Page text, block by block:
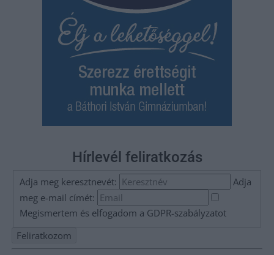
Hírlevél feliratkozás
Adja meg keresztnevét:
Adja
meg e-mail címét:
Megismertem és elfogadom a GDPR-szabályzatot